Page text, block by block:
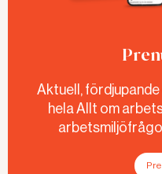
Aktuell,
hela Allt om